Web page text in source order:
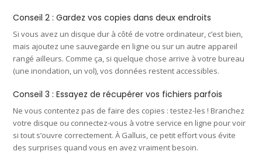
Conseil 2 : Gardez vos copies dans deux endroits
Si vous avez un disque dur à côté de votre ordinateur, c’est bien,
mais ajoutez une sauvegarde en ligne ou sur un autre appareil
rangé ailleurs. Comme ça, si quelque chose arrive à votre bureau
(une inondation, un vol), vos données restent accessibles.
Conseil 3 : Essayez de récupérer vos fichiers parfois
Ne vous contentez pas de faire des copies : testez-les ! Branchez
votre disque ou connectez-vous à votre service en ligne pour voir
si tout s’ouvre correctement. À Galluis, ce petit effort vous évite
des surprises quand vous en avez vraiment besoin.